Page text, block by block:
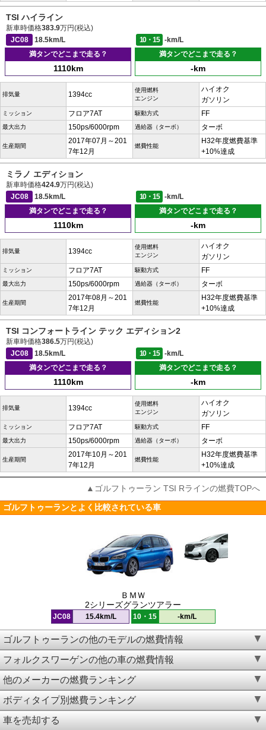
TSI ハイライン
新車時価格383.9万円(税込)
JC08
18.5km/L 10・15
-km/L
満タンでどこまで走る？
1110km
満タンでどこまで走る？
-km
排気量 1394cc
使用燃料
エンジン
ハイオク
ガソリン
ミッション フロア7AT 駆動方式 FF
最大出力 150ps/6000rpm 過給器（ターボ） ターボ
生産期間
2017年07月～201
7年12月
燃費性能
H32年度燃費基準
+10%達成
ミラノ エディション
新車時価格424.9万円(税込)
JC08
18.5km/L 10・15
-km/L
満タンでどこまで走る？
1110km
満タンでどこまで走る？
-km
排気量 1394cc
使用燃料
エンジン
ハイオク
ガソリン
ミッション フロア7AT 駆動方式 FF
最大出力 150ps/6000rpm 過給器（ターボ） ターボ
生産期間
2017年08月～201
7年12月
燃費性能
H32年度燃費基準
+10%達成
TSI コンフォートライン テック エディション2
新車時価格386.5万円(税込)
JC08
18.5km/L 10・15
-km/L
満タンでどこまで走る？
1110km
満タンでどこまで走る？
-km
排気量 1394cc
使用燃料
エンジン
ハイオク
ガソリン
ミッション フロア7AT 駆動方式 FF
最大出力 150ps/6000rpm 過給器（ターボ） ターボ
生産期間
2017年10月～201
7年12月
燃費性能
H32年度燃費基準
+10%達成
▲ゴルフトゥーラン TSI Rラインの燃費TOPへ
ゴルフトゥーランとよく比較されている車
ＢＭＷ
2シリーズグランツアラー
JC08 15.4km/L 10・15 -km/L
ゴルフトゥーランの他のモデルの燃費情報
フォルクスワーゲンの他の車の燃費情報
他のメーカーの燃費ランキング
ボディタイプ別燃費ランキング
車を売却する